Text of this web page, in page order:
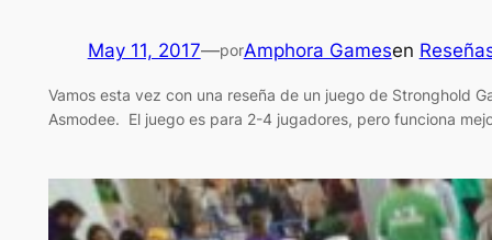
May 11, 2017—porAmphora Gamesen
Vamos esta vez con una reseña de un juego de Stronghold
Asmodee. El juego es para 2-4 jugadores, pero funciona